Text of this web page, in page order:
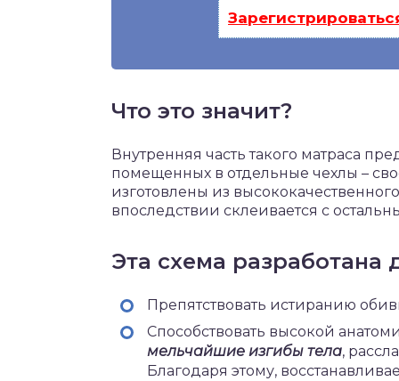
Что это значит?
Внутренняя часть такого матраса
помещенных в отдельные чехлы –
изготовлены из
впоследствии склеивается с
Эта схема разработана
Препятствовать истиранию
Способствовать высокой
мельчайшие изгибы тела,
Благодаря этому,